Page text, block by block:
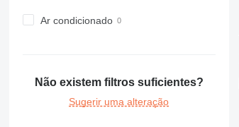
Ar condicionado
Não existem filtros suficientes?
Sugerir uma alteração